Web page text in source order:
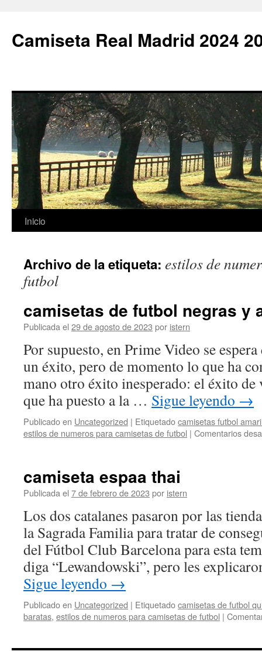
Camiseta Real Madrid 2024
Saltar
contenido
Inicio
Archivo de la etiqueta: estilos de
futbol
camisetas de futbol negras y
Publicada el 29 de agosto de 2023 por istern
Por supuesto, en Prime Video se
un éxito, pero de momento lo que ha
mano otro éxito inesperado: el éxito de
que ha puesto a la … Sigue leyendo →
Publicado en Uncategorized | Etiquetadocamisetas futbol
estilos de numeros para camisetas de futbol | Comentarios
camiseta espaa thai
Publicada el 7 de febrero de 2023 por istern
Los dos catalanes pasaron por las
la Sagrada Familia para tratar de
del Fútbol Club Barcelona para esta
diga “Lewandowski”, pero les
Sigue leyendo →
Publicado en Uncategorized | Etiquetadocamisetas de futbol
baratas, estilos de numeros para camisetas de futbol |